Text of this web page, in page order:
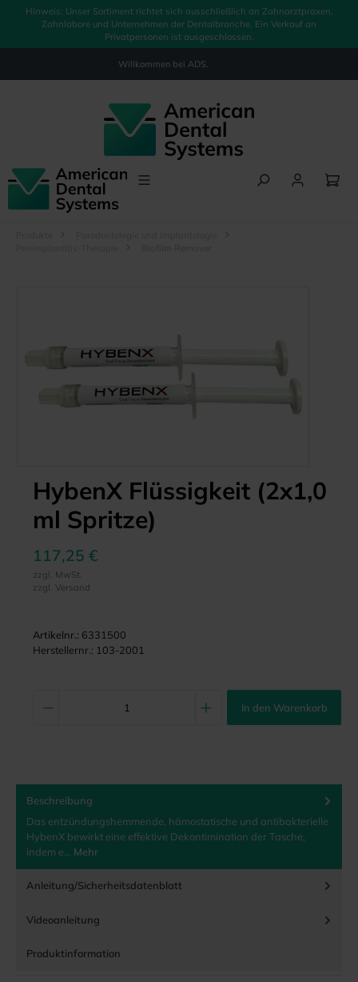
springen
Hinweis: Unser Sortiment richtet sich ausschließlich an Zahnarztpraxen,
Zahnlabore und Unternehmen der Dentalbranche. Ein Verkauf an
Privatpersonen ist ausgeschlossen.
Willkommen bei ADS.
HybenX Flüssigkeit (2x1,0
ml Spritze)
117,25 €
zzgl. MwSt.
zzgl. Versand
Artikelnr.: 6331500
Herstellernr.: 103-2001
In den Warenkorb
Beschreibung
Das entzündungshemmende, hämostatische und antibakterielle
HybenX bewirkt eine effektive Dekontimination der Tasche,
indem e… Mehr
Anleitung/Sicherheitsdatenblatt
Videoanleitung
Produktinformation